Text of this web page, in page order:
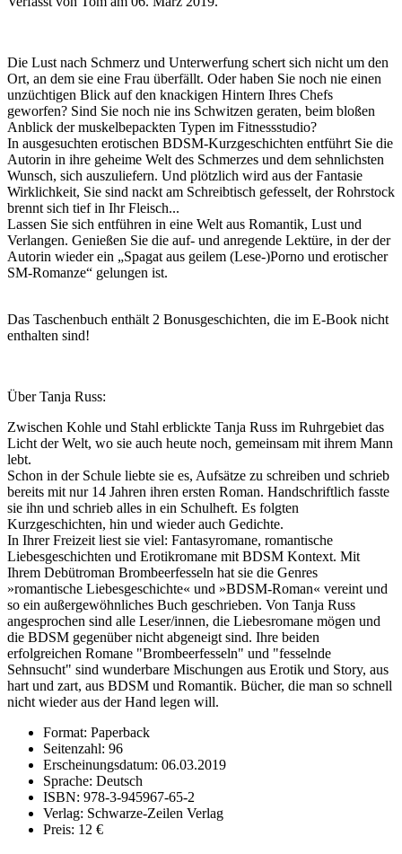
Die Lust nach Schmerz und Unterwerfung schert sich nicht um den
Ort, an dem sie eine Frau überfällt. Oder haben Sie noch nie einen
unzüchtigen Blick auf den knackigen Hintern Ihres Chefs
geworfen? Sind Sie noch nie ins Schwitzen geraten, beim bloßen
Anblick der muskelbepackten Typen im Fitnessstudio?
In ausgesuchten erotischen BDSM-Kurzgeschichten entführt Sie die
Autorin in ihre geheime Welt des Schmerzes und dem sehnlichsten
Wunsch, sich auszuliefern. Und plötzlich wird aus der Fantasie
Wirklichkeit, Sie sind nackt am Schreibtisch gefesselt, der Rohrstock
brennt sich tief in Ihr Fleisch...
Lassen Sie sich entführen in eine Welt aus Romantik, Lust und
Verlangen. Genießen Sie die auf- und anregende Lektüre, in der der
Autorin wieder ein „Spagat aus geilem (Lese-)Porno und erotischer
SM-Romanze“ gelungen ist.
Das Taschenbuch enthält 2 Bonusgeschichten, die im E-Book nicht
enthalten sind!
Über Tanja Russ:
Zwischen Kohle und Stahl erblickte Tanja Russ im Ruhrgebiet das
Licht der Welt, wo sie auch heute noch, gemeinsam mit ihrem Mann
lebt.
Schon in der Schule liebte sie es, Aufsätze zu schreiben und schrieb
bereits mit nur 14 Jahren ihren ersten Roman. Handschriftlich fasste
sie ihn und schrieb alles in ein Schulheft. Es folgten
Kurzgeschichten, hin und wieder auch Gedichte.
In Ihrer Freizeit liest sie viel: Fantasyromane, romantische
Liebesgeschichten und Erotikromane mit BDSM Kontext. Mit
Ihrem Debütroman Brombeerfesseln hat sie die Genres
»romantische Liebesgeschichte« und »BDSM-Roman« vereint und
so ein außergewöhnliches Buch geschrieben. Von Tanja Russ
angesprochen sind alle Leser/innen, die Liebesromane mögen und
die BDSM gegenüber nicht abgeneigt sind. Ihre beiden
erfolgreichen Romane "Brombeerfesseln" und "fesselnde
Sehnsucht" sind wunderbare Mischungen aus Erotik und Story, aus
hart und zart, aus BDSM und Romantik. Bücher, die man so schnell
nicht wieder aus der Hand legen will.
Format: Paperback
Seitenzahl: 96
Erscheinungsdatum: 06.03.2019
Sprache: Deutsch
ISBN: 978-3-945967-65-2
Verlag: Schwarze-Zeilen Verlag
Preis: 12 €